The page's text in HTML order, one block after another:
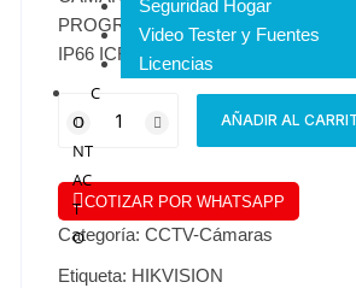
Seguridad Hogar
Video Tester y Fuentes
Licencias
C
O
NT
AC
T
O
PROGRESSIVE CMOS 2 MP 2.8-
IP66 ICR POE DWDR VCA
AÑADIR AL
COTIZAR POR WHATSAPP
Categoría:CCTV-Cámaras
Etiqueta: HIKVISION